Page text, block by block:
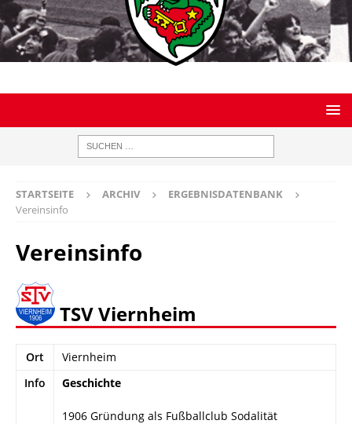
STARTSEITE ARCHIV
ERGEBNISDATENBANK
Vereinsinfo
Vereinsinfo
TSV Viernheim
Ort
Viernheim
Info
Geschichte
1906 Gründung als Fußballclub Sodalität